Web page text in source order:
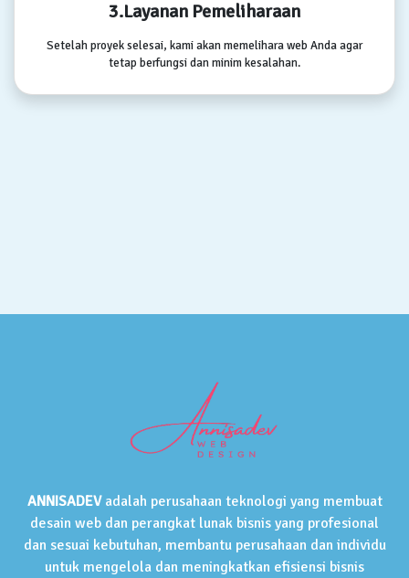
3.Layanan Pemeliharaan
Setelah proyek selesai, kami akan memelihara web Anda agar
tetap berfungsi dan minim kesalahan.
ANNISADEVadalah perusahaan teknologi yang membuat
desain web dan perangkat lunak bisnis yang profesional
dan sesuai kebutuhan, membantu perusahaan dan individu
untuk mengelola dan meningkatkan efisiensi bisnis